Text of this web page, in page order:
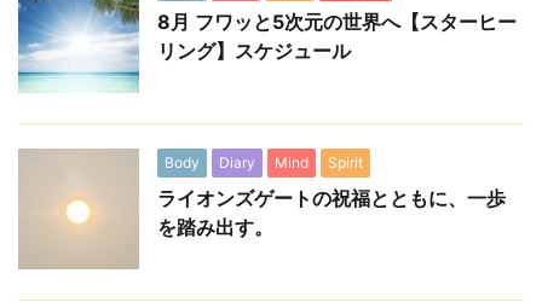
8月 フワッと5次元の世界へ【スターヒー
リング】スケジュール
Body Diary Mind Spirit
ライオンズゲートの祝福とともに、一歩
を踏み出す。